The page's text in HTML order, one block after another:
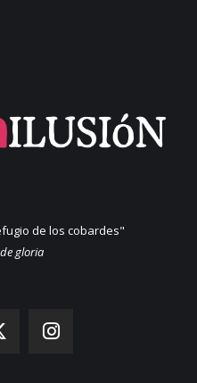
de los cobardes"
gloria